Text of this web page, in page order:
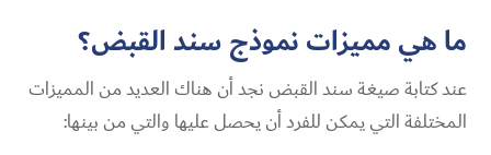
ما هي مميزات نموذج سند القبض؟
عند كتابةصيغة سند القبضنجد أن هناك العديد من المميزات
المختلفة التي يمكن للفرد أن يحصل عليها والتي من بينها: